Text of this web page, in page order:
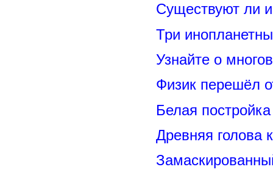
Существуют ли
Три
Узнайте о
Физик перешёл
Белая
Древняя голова